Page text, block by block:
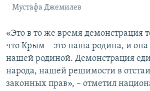
Мустафа Джемилев
«Это в то же время демонстрация
что Крым – это наша родина, и она
нашей родиной. Демонстрация
народа, нашей решимости в
законных прав», – отметил